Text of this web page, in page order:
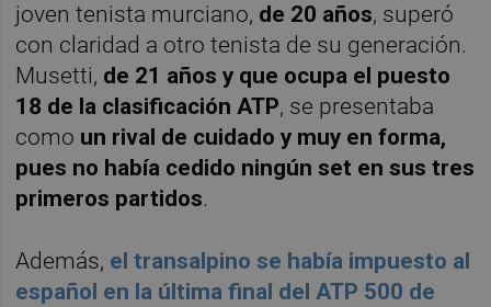
joven tenista murciano, de 20 años, superó
con claridad a otro tenista de su generación.
Musetti, de 21 años y que ocupa el puesto
18 de la clasificación ATP, se presentaba
como un rival de cuidado y muy en forma,
pues no había cedido ningún set en sus tres
primeros partidos.
Además, el transalpino se había impuesto al
español en la última final del ATP 500 de